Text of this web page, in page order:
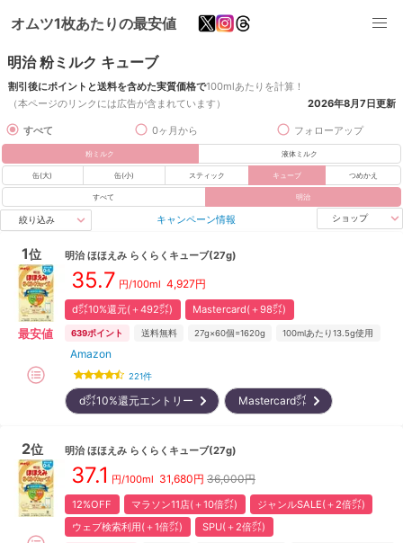
オムツ1枚あたりの最安値
明治 粉ミルク キューブ
割引後にポイントと送料を含めた実質価格で100mlあたりを計算！
（本ページのリンクには広告が含まれています）
2026年8月7日更新
すべて 0ヶ月から フォローアップ
粉ミルク 液体ミルク
缶(大) 缶(小) スティック キューブ つめかえ
すべて 明治
絞り込み キャンペーン情報 ショップ
1位
最安値
明治 ほほえみ らくらくキューブ(27g)
35.7 円/100ml 4,927円
d㌽10%還元(＋492㌽) Mastercard(＋98㌽)
639ポイント 送料無料 27g×60個=1620g 100mlあたり13.5g使用
Amazon
221件
d㌽10%還元エントリー Mastercard㌽
2位 明治 ほほえみ らくらくキューブ(27g)
37.1 円/100ml 31,680円 36,000円
12%OFF マラソン11店(＋10倍㌽)
ジャンルSALE(＋2倍㌽)
ウェブ検索利用(＋1倍㌽)
SPU(＋2倍㌽)